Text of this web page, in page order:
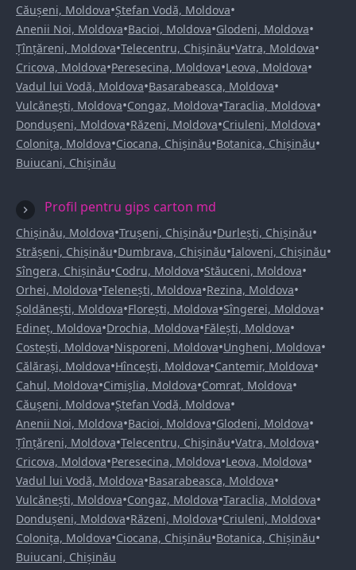
Căușeni, Moldova•Ștefan Vodă, Moldova•
Anenii Noi, Moldova•Bacioi, Moldova•Glodeni, Moldova•
Țînțăreni, Moldova•Telecentru, Chișinău•Vatra, Moldova•
Cricova, Moldova•Peresecina, Moldova•Leova, Moldova•
Vadul lui Vodă, Moldova•Basarabeasca, Moldova•
Vulcănești, Moldova•Congaz, Moldova•Taraclia, Moldova•
Dondușeni, Moldova•Răzeni, Moldova•Criuleni, Moldova•
Colonița, Moldova•Ciocana, Chișinău•Botanica, Chișinău•
Buiucani, Chișinău
Profil pentru gips carton md
Chișinău, Moldova•Trușeni, Chișinău•Durlești, Chișinău•
Strășeni, Chișinău•Dumbrava, Chișinău•Ialoveni, Chișinău•
Sîngera, Chișinău•Codru, Moldova•Stăuceni, Moldova•
Orhei, Moldova•Telenești, Moldova•Rezina, Moldova•
Șoldănești, Moldova•Florești, Moldova•Sîngerei, Moldova•
Edineț, Moldova•Drochia, Moldova•Fălești, Moldova•
Costești, Moldova•Nisporeni, Moldova•Ungheni, Moldova•
Călărași, Moldova•Hîncești, Moldova•Cantemir, Moldova•
Cahul, Moldova•Cimișlia, Moldova•Comrat, Moldova•
Căușeni, Moldova•Ștefan Vodă, Moldova•
Anenii Noi, Moldova•Bacioi, Moldova•Glodeni, Moldova•
Țînțăreni, Moldova•Telecentru, Chișinău•Vatra, Moldova•
Cricova, Moldova•Peresecina, Moldova•Leova, Moldova•
Vadul lui Vodă, Moldova•Basarabeasca, Moldova•
Vulcănești, Moldova•Congaz, Moldova•Taraclia, Moldova•
Dondușeni, Moldova•Răzeni, Moldova•Criuleni, Moldova•
Colonița, Moldova•Ciocana, Chișinău•Botanica, Chișinău•
Buiucani, Chișinău